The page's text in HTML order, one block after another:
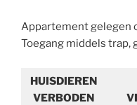
Appartement gelegen
Toegang middels trap,
HUISDIEREN
VERBODEN